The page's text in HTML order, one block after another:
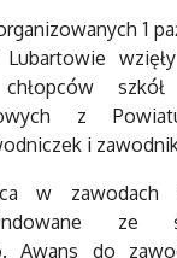
1
z
i
w zawodach
ze
Awans do